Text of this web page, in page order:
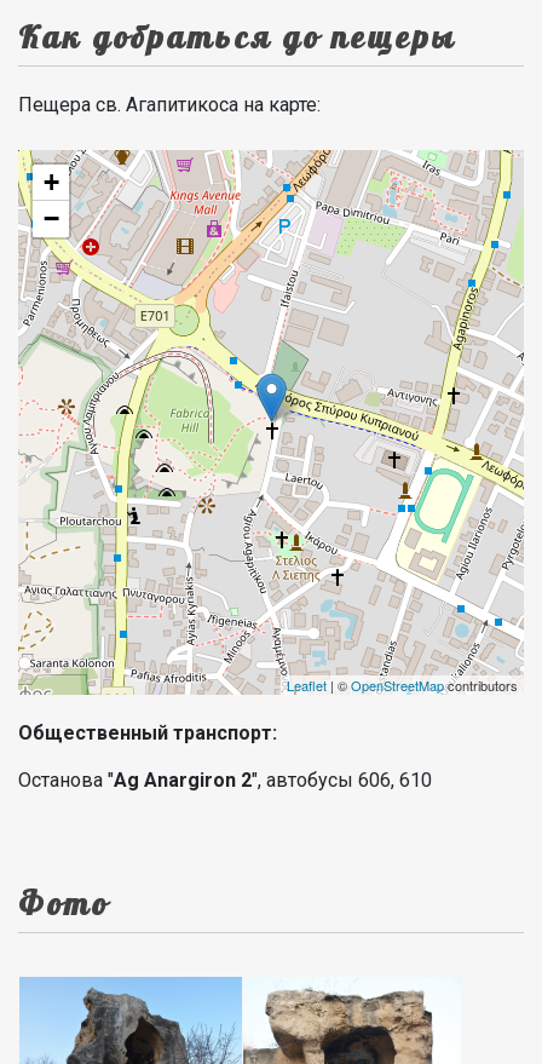
Как добраться до пещеры
Пещера св. Агапитикоса на карте:
+
−
Leaflet | ©OpenStreetMapcontributors
Общественный транспорт:
Останова "Ag Anargiron 2", автобусы 606, 610
Фото